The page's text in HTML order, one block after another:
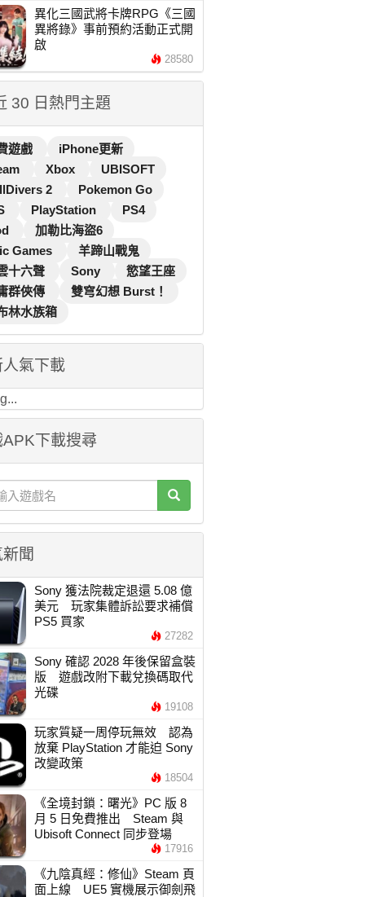
異化三國武將卡牌RPG《三國
異將錄》事前預約活動正式開
啟
28580
30 日熱門主題
遊戲
iPhone更新
Xbox
UBISOFT
2
Pokemon Go
PlayStation
PS4
加勒比海盜6
Games
羊蹄山戰鬼
十六聲
Sony
慾望王座
群俠傳
雙穹幻想 Burst！
林水族箱
氣下載
下載搜尋
聞
Sony 獲法院裁定退還 5.08 億
美元 玩家集體訴訟要求補償
PS5 買家
27282
Sony 確認 2028 年後保留盒裝
版 遊戲改附下載兌換碼取代
光碟
19108
玩家質疑一周停玩無效 認為
放棄 PlayStation 才能迫 Sony
改變政策
18504
《全境封鎖：曙光》PC 版 8
月 5 日免費推出 Steam 與
Ubisoft Connect 同步登場
17916
《九陰真經：修仙》Steam 頁
面上線 UE5 實機展示御劍飛